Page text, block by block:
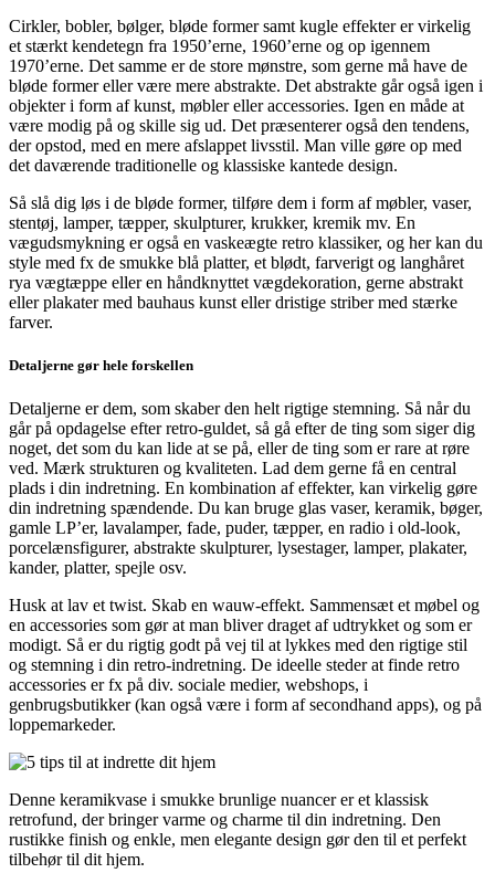
Cirkler, bobler, bølger, bløde former samt kugle effekter er virkelig
et stærkt kendetegn fra 1950’erne, 1960’erne og op igennem
1970’erne. Det samme er de store mønstre, som gerne må have de
bløde former eller være mere abstrakte. Det abstrakte går også igen i
objekter i form af kunst, møbler eller accessories. Igen en måde at
være modig på og skille sig ud. Det præsenterer også den tendens,
der opstod, med en mere afslappet livsstil. Man ville gøre op med
det daværende traditionelle og klassiske kantede design.
Så slå dig løs i de bløde former, tilføre dem i form af møbler, vaser,
stentøj, lamper, tæpper, skulpturer, krukker, kremik mv. En
vægudsmykning er også en vaskeægte retro klassiker, og her kan du
style med fx de smukke blå platter, et blødt, farverigt og langhåret
rya vægtæppe eller en håndknyttet vægdekoration, gerne abstrakt
eller plakater med bauhaus kunst eller dristige striber med stærke
farver.
Detaljerne gør hele forskellen
Detaljerne er dem, som skaber den helt rigtige stemning. Så når du
går på opdagelse efter retro-guldet, så gå efter de ting som siger dig
noget, det som du kan lide at se på, eller de ting som er rare at røre
ved. Mærk strukturen og kvaliteten. Lad dem gerne få en central
plads i din indretning. En kombination af effekter, kan virkelig gøre
din indretning spændende. Du kan bruge glas vaser, keramik, bøger,
gamle LP’er, lavalamper, fade, puder, tæpper, en radio i old-look,
porcelænsfigurer, abstrakte skulpturer, lysestager, lamper, plakater,
kander, platter, spejle osv.
Husk at lav et twist. Skab en wauw-effekt. Sammensæt et møbel og
en accessories som gør at man bliver draget af udtrykket og som er
modigt. Så er du rigtig godt på vej til at lykkes med den rigtige stil
og stemning i din retro-indretning. De ideelle steder at finde retro
accessories er fx på div. sociale medier, webshops, i
genbrugsbutikker (kan også være i form af secondhand apps), og på
loppemarkeder.
Denne keramikvase i smukke brunlige nuancer er et klassisk
retrofund, der bringer varme og charme til din indretning. Den
rustikke finish og enkle, men elegante design gør den til et perfekt
tilbehør til dit hjem.